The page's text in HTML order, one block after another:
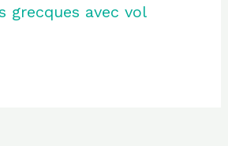
grecques avec vol